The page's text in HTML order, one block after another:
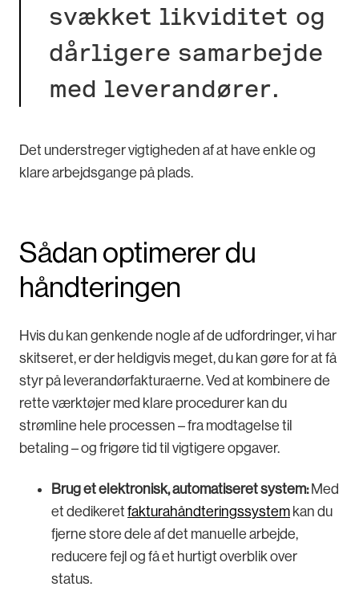
svækket likviditet og
dårligere samarbejde
med leverandører.
Det understreger vigtigheden af at have enkle og
klare arbejdsgange på plads.
Sådan optimerer du
håndteringen
Hvis du kan genkende nogle af de udfordringer, vi har
skitseret, er der heldigvis meget, du kan gøre for at få
styr på leverandørfakturaerne. Ved at kombinere de
rette værktøjer med klare procedurer kan du
strømline hele processen – fra modtagelse til
betaling – og frigøre tid til vigtigere opgaver.
Brug et elektronisk, automatiseret system:Med
et dedikeret fakturahåndteringssystem kan du
fjerne store dele af det manuelle arbejde,
reducere fejl og få et hurtigt overblik over
status.